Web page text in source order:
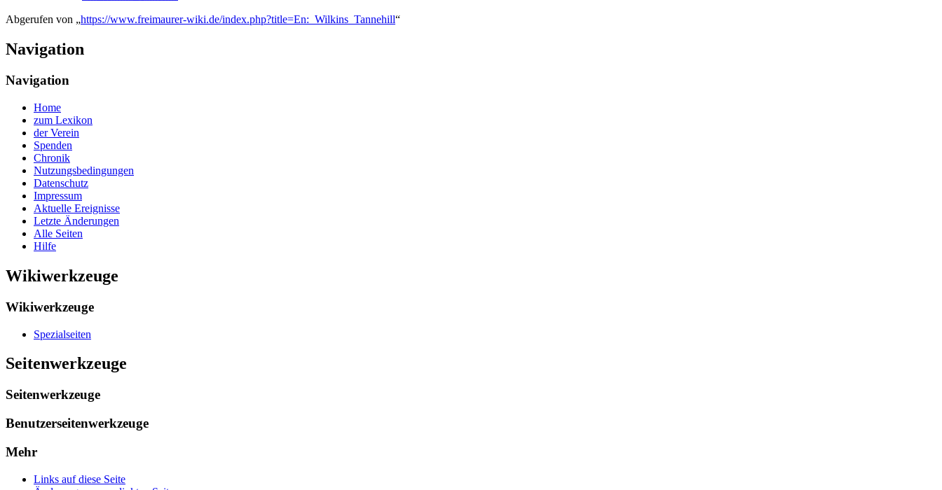
Abgerufen von „https://www.freimaurer-wiki.de/index.php?title=En:_Wilkins_Tannehill“
Navigation
Navigation
Home
zum Lexikon
der Verein
Spenden
Chronik
Nutzungsbedingungen
Datenschutz
Impressum
Aktuelle Ereignisse
Letzte Änderungen
Alle Seiten
Hilfe
Wikiwerkzeuge
Wikiwerkzeuge
Spezialseiten
Seitenwerkzeuge
Seitenwerkzeuge
Benutzerseitenwerkzeuge
Mehr
Links auf diese Seite